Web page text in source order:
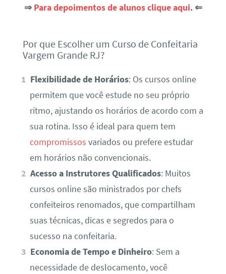
⇒ Para depoimentos de alunos clique aqui. ⇐
Por que Escolher um Curso de Confeitaria
Vargem Grande RJ?
Flexibilidade de Horários: Os cursos online
permitem que você estude no seu próprio
ritmo, ajustando os horários de acordo com a
sua rotina. Isso é ideal para quem tem
compromissos variados ou prefere estudar
em horários não convencionais.
Acesso a Instrutores Qualificados: Muitos
cursos online são ministrados por chefs
confeiteiros renomados, que compartilham
suas técnicas, dicas e segredos para o
sucesso na confeitaria.
Economia de Tempo e Dinheiro: Sem a
necessidade de deslocamento, você